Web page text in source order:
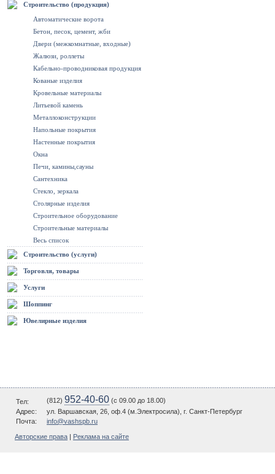
Строительство (продукция)
Автоматические ворота
Бетон, песок, цемент, жби
Двери (межкомнатные, входные)
Жалюзи, роллеты
Кабельно-проводниковая продукция
Кованые изделия
Кровельные материалы
Литьевой камень
Металлоконструкции
Напольные покрытия
Настенные покрытия
Окна
Печи, камины,сауны
Сантехника
Стекло, зеркала
Столярные изделия
Строительное оборудование
Строительные материалы
Весь список
Строительство (услуги)
Торговля, товары
Услуги
Шоппинг
Ювелирные изделия
Тел: (812) 952-40-60 (c 09.00 до 18.00)
Адрес:
ул. Варшавская, 26, оф.4 (м.Электросила), г. Санкт-Петербург
Почта:
info@vashspb.ru
Авторские права Реклама на сайте